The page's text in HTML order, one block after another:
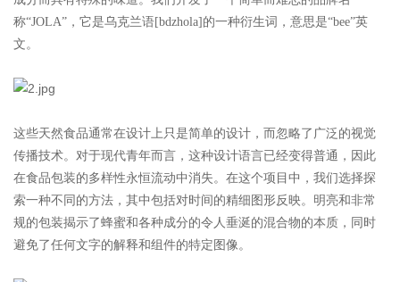
称“JOLA”，它是乌克兰语[bdzhola]的一种衍生词，意思是“bee”英
文。
这些天然食品通常在设计上只是简单的设计，而忽略了广泛的视觉
传播技术。对于现代青年而言，这种设计语言已经变得普通， 因 此
在食品包装的多样性永恒流动中消失。在这个项目中，我们选择探
索一种不同的方法，其中包括对时间的精细图形反映。明亮和非常
规的包装揭示了蜂蜜和各种成分的令人垂涎的混合物的本质，同时
避免了任何文字的解释和组件的特定图像。